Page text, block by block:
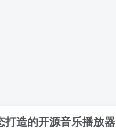
造的开源音乐播放器